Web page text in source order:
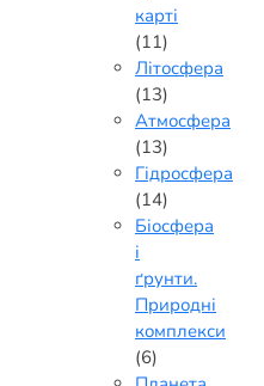
карті
(11)
Літосфера
(13)
Атмосфера
(13)
Гідросфера
(14)
Біосфера
і
ґрунти.
Природні
комплекси
(6)